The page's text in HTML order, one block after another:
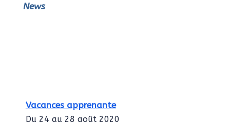
News
Vacances apprenante
Du 24 au 28 août 2020